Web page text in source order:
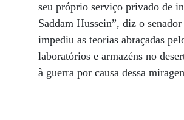
seu próprio serviço privado de
Saddam Hussein”, diz o
impediu as teorias abraçadas
laboratórios e armazéns no
à guerra por causa dessa